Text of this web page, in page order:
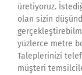
üretiyoruz.
olan sizin
yüzlerce metre
Taleplerinizi
müşteri